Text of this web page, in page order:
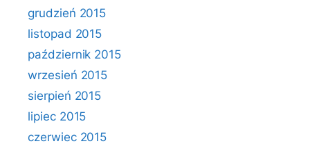
grudzień 2015
listopad 2015
październik 2015
wrzesień 2015
sierpień 2015
lipiec 2015
czerwiec 2015